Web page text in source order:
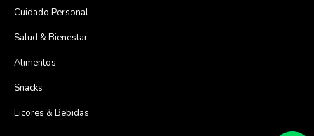
Cuidado Personal
Salud & Bienestar
Alimentos
Snacks
Licores & Bebidas